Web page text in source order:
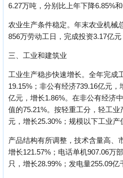
6.27万吨，分别比上年下降6.85%和
农业生产条件稳定。年末农业机械
856万劳动工日，完成投资3.17亿
三、工业和建筑业
工业生产稳步快速增长。全年完成
19.15%；非公有经济739.16亿元
亿元，增长1.86%。在非公有经济
值的75.21%。按轻重工分，轻工
元，增长25.30%；规模以下工业产
产品结构有所调整，技术含量高、
增长121.57%；电话单机907.06万
只，增长28.99%；发电量255.09亿